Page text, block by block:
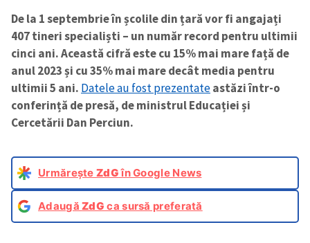
De la 1 septembrie în școlile din țară vor fi angajați
407 tineri specialiști – un număr record pentru ultimii
cinci ani. Această cifră este cu 15% mai mare față de
anul 2023 și cu 35% mai mare decât media pentru
ultimii 5 ani. Datele au fost prezentateastăzi într-o
conferință de presă, de ministrul Educației și
Cercetării Dan Perciun.
Urmărește ZdGîn Google News
AdaugăZdG ca sursă preferată